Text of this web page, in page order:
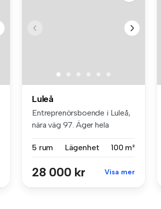
Luleå
Entreprenörsboende i Luleå,
nära väg 97. Äger hela
5 rum
Lägenhet 100 m²
28 000 kr Visa mer